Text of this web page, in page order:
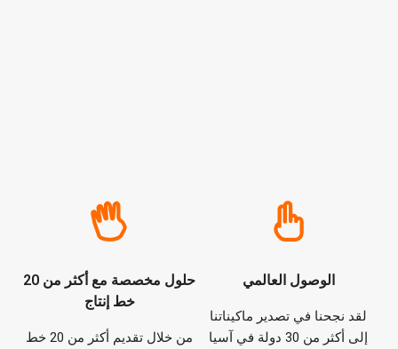
الوصول العالمي
لقد نجحنا في تصدير ماكيناتنا
إلى أكثر من 30 دولة في آسيا
حلول مخصصة مع أكثر من 20
خط إنتاج
من خلال تقديم أكثر من 20 خط